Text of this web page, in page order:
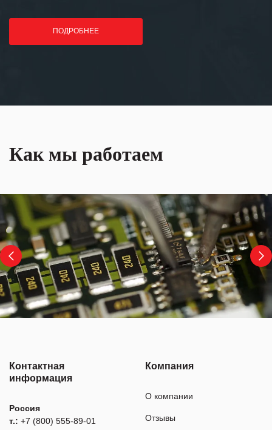
ПОДРОБНЕЕ
Как мы работаем
Контактная
информация
Россия
т.: +7 (800) 555-89-01
Компания
О компании
Отзывы